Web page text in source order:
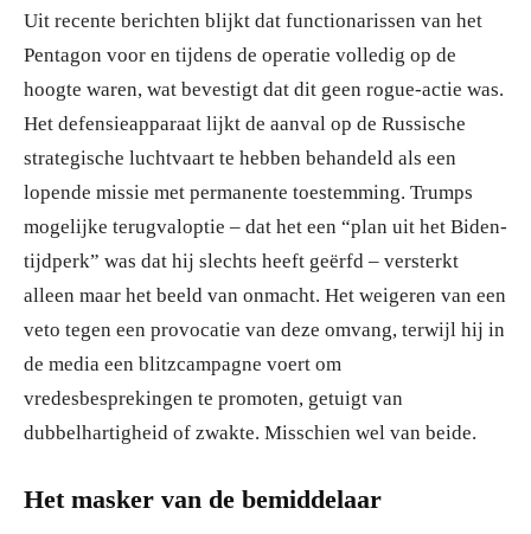
Uit recente berichten blijkt dat functionarissen van het
Pentagon voor en tijdens de operatie volledig op de
hoogte waren, wat bevestigt dat dit geen rogue-actie was.
Het defensieapparaat lijkt de aanval op de Russische
strategische luchtvaart te hebben behandeld als een
lopende missie met permanente toestemming. Trumps
mogelijke terugvaloptie – dat het een “plan uit het Biden-
tijdperk” was dat hij slechts heeft geërfd – versterkt
alleen maar het beeld van onmacht. Het weigeren van een
veto tegen een provocatie van deze omvang, terwijl hij in
de media een blitzcampagne voert om
vredesbesprekingen te promoten, getuigt van
dubbelhartigheid of zwakte. Misschien wel van beide.
Het masker van de bemiddelaar